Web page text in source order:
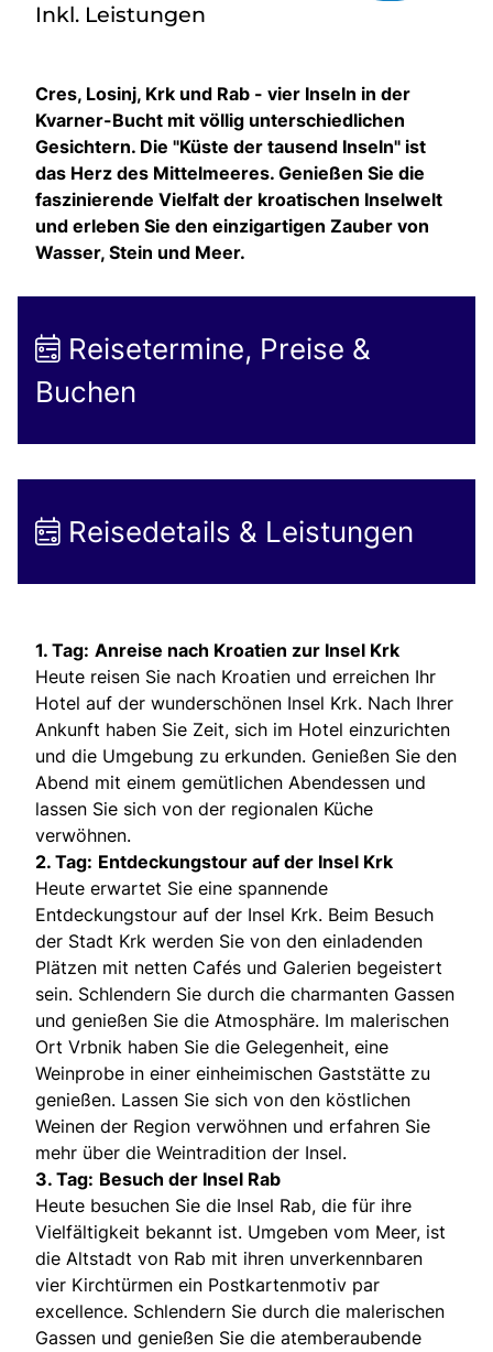
Inkl. Leistungen
Cres, Losinj, Krk und Rab - vier Inseln in der
Kvarner-Bucht mit völlig unterschiedlichen
Gesichtern. Die "Küste der tausend Inseln" ist
das Herz des Mittelmeeres. Genießen Sie die
faszinierende Vielfalt der kroatischen Inselwelt
und erleben Sie den einzigartigen Zauber von
Wasser, Stein und Meer.
Reisetermine, Preise &
Buchen
Reisedetails & Leistungen
1. Tag: Anreise nach Kroatien zur Insel Krk
Heute reisen Sie nach Kroatien und erreichen Ihr
Hotel auf der wunderschönen Insel Krk. Nach Ihrer
Ankunft haben Sie Zeit, sich im Hotel einzurichten
und die Umgebung zu erkunden. Genießen Sie den
Abend mit einem gemütlichen Abendessen und
lassen Sie sich von der regionalen Küche
verwöhnen.
2. Tag: Entdeckungstour auf der Insel Krk
Heute erwartet Sie eine spannende
Entdeckungstour auf der Insel Krk. Beim Besuch
der Stadt Krk werden Sie von den einladenden
Plätzen mit netten Cafés und Galerien begeistert
sein. Schlendern Sie durch die charmanten Gassen
und genießen Sie die Atmosphäre. Im malerischen
Ort Vrbnik haben Sie die Gelegenheit, eine
Weinprobe in einer einheimischen Gaststätte zu
genießen. Lassen Sie sich von den köstlichen
Weinen der Region verwöhnen und erfahren Sie
mehr über die Weintradition der Insel.
3. Tag: Besuch der Insel Rab
Heute besuchen Sie die Insel Rab, die für ihre
Vielfältigkeit bekannt ist. Umgeben vom Meer, ist
die Altstadt von Rab mit ihren unverkennbaren
vier Kirchtürmen ein Postkartenmotiv par
excellence. Schlendern Sie durch die malerischen
Gassen und genießen Sie die atemberaubende